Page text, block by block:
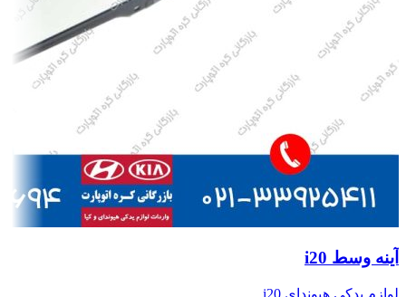
آینه وسط i20
لوازم یدکی هیوندای i20